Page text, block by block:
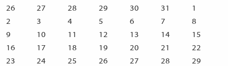
26
27 28 29 30 31
1
2
3 4 5 6 7
8
9
10 11 12 13 14
15
16
17 18 19 20 21
22
23
24 25 26 27 28
29